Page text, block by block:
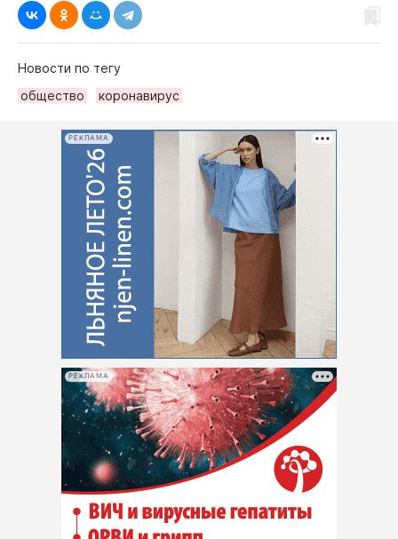
Новости по тегу
общество
коронавирус
РЕКЛАМА
РЕКЛАМА